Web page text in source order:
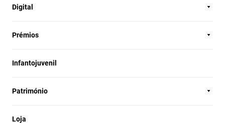
Digital
Prémios
Infantojuvenil
Património
Loja